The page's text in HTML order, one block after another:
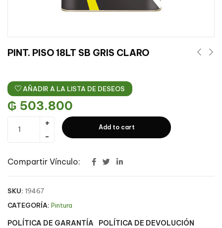
PINT. PISO 18LT SB GRIS CLARO
AÑADIR A LA LISTA DE DESEOS
₲ 503.800
Add to cart
Compartir Vínculo:
SKU: 19467
CATEGORÍA: Pintura
POLÍTICA DE GARANTÍA POLÍTICA DE DEVOLUCIÓN